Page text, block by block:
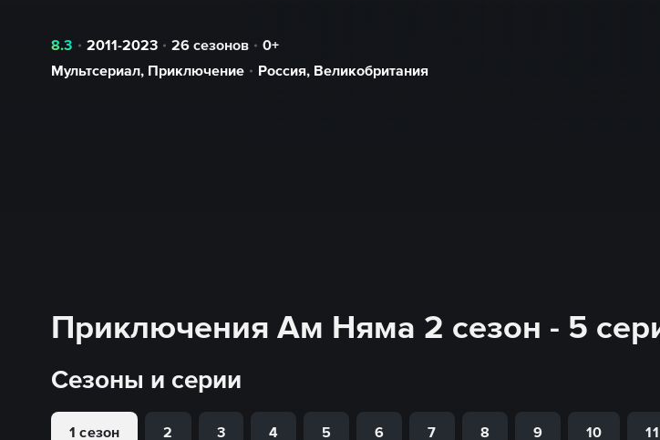
8.3 2011-2023 26 сезонов
0+
Мультсериал, Приключение Россия, Великобритания
Приключения Ам Няма 2 сезон - 5
Сезоны и серии
1 сезон 2 3 4 5 6 7 8 9 10 11